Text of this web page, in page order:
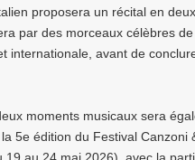
proposera un récital en
par des morceaux célèbres
internationale, avant de
moments musicaux sera
5e édition du Festival Canzoni
19 au 24 mai 2026), avec la